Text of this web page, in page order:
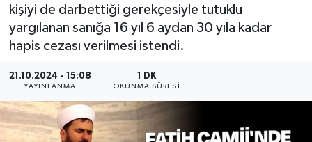
kişiyi de darbettiği gerekçesiyle tutuklu
yargılanan sanığa 16 yıl 6 aydan 30 yıla kadar
hapis cezası verilmesi istendi.
21.10.2024 - 15:08
YAYINLANMA
1 DK
OKUNMA SÜRESI
Ankara Müftülüğü
Ardahan Müftülüğü
Artvin Müftülüğü
Dualar
Kudüs
Kurban
Diyanet Dergi
Hutbeler
DİYANET AKADEMİ
Son Dakika Haberleri